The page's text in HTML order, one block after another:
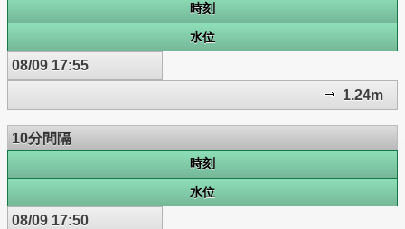
時刻
水位
08/09 17:55
1.24m
10分間隔
時刻
水位
08/09 17:50